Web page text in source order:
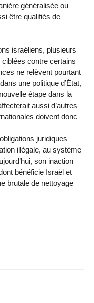
généralisée ou
être qualifiés de
israéliens, plusieurs
contre certains
ne relèvent pourtant
une politique d’État,
étape dans la
aussi d’autres
doivent donc
juridiques
illégale, au système
son inaction
bénéficie Israël et
brutale de nettoyage